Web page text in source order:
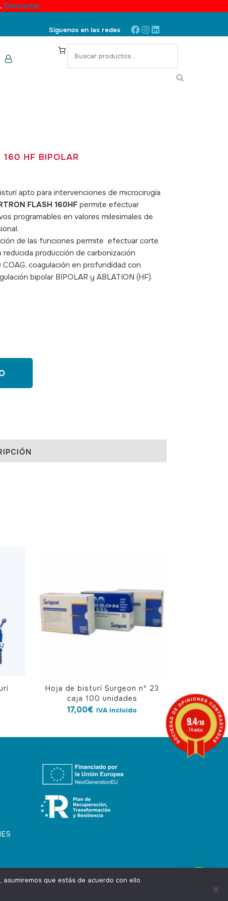
Descartar
Síguenos en las redes Facebook
Instagram
LinkedIn
S
160 HF BIPOLAR
apto para intervenciones de microcirugía
FLASH 160HFpermite efectuar
programables en valores milesimales de
de las funciones permite efectuar corte
producción de carbonización
coagulación en profundidad con
bipolar BIPOLAR y ABLATION (HF).
Hoja de bisturí Surgeon nº 23
caja 100 unidades
17,00€ IVA incluido
que estás de acuerdo con ello.
9.4/10
74 notas